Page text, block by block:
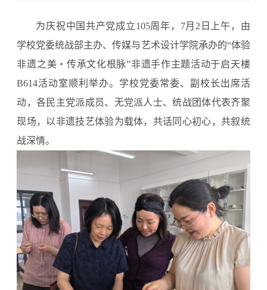
为庆祝中国共产党成立105周年，7月2日上午，由
学校党委统战部主办、传媒与艺术设计学院承办的“体验
非遗之美・传承文化根脉”非遗手作主题活动于启天楼
B614活动室顺利举办。学校党委常委、副校长出席活
动，各民主党派成员、无党派人士、统战团体代表齐聚
现场，以非遗技艺体验为载体，共话同心初心，共叙统
战深情。